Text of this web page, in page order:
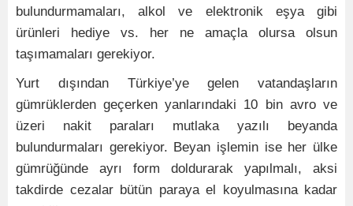
bulundurmamaları, alkol ve elektronik eşya gibi
ürünleri hediye vs. her ne amaçla olursa olsun
taşımamaları gerekiyor.
Yurt dışından Türkiye’ye gelen vatandaşların
gümrüklerden geçerken yanlarındaki 10 bin avro ve
üzeri nakit paraları mutlaka yazılı beyanda
bulundurmaları gerekiyor. Beyan işlemin ise her ülke
gümrüğünde ayrı form doldurarak yapılmalı, aksi
takdirde cezalar bütün paraya el koyulmasına kadar